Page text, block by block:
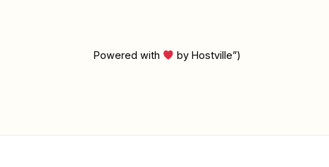
Powered with by Hostville”)